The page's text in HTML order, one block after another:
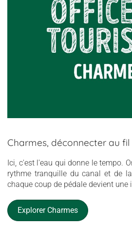
Charmes, déconnecter au fil
Ici, c'est l'eau qui donne le tempo.
rythme tranquille du canal et de
chaque coup de pédale devient une
Explorer Charmes